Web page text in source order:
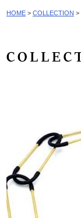
HOME > COLLECTION >